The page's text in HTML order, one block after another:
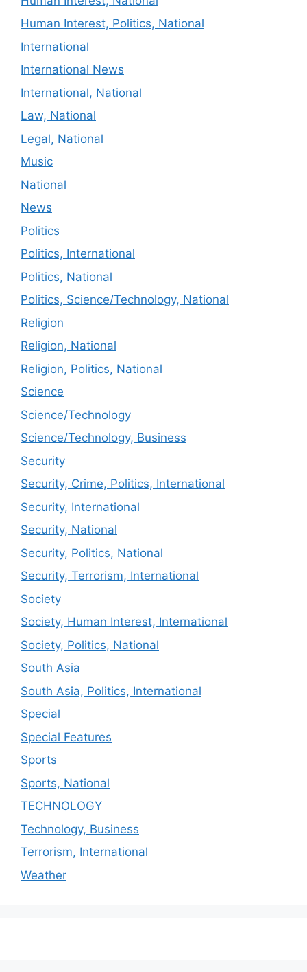
Human Interest, Politics, National
International
International News
International, National
Law, National
Legal, National
Music
National
News
Politics
Politics, International
Politics, National
Politics, Science/Technology, National
Religion
Religion, National
Religion, Politics, National
Science
Science/Technology
Science/Technology, Business
Security
Security, Crime, Politics, International
Security, International
Security, National
Security, Politics, National
Security, Terrorism, International
Society
Society, Human Interest, International
Society, Politics, National
South Asia
South Asia, Politics, International
Special
Special Features
Sports
Sports, National
TECHNOLOGY
Technology, Business
Terrorism, International
Weather